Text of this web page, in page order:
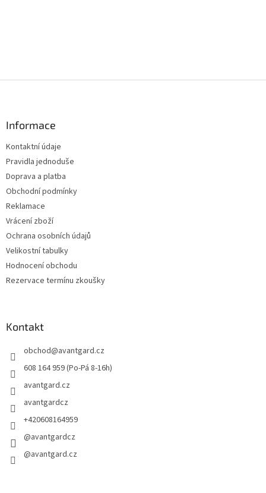
Informace
Kontaktní údaje
Pravidla jednoduše
Doprava a platba
Obchodní podmínky
Reklamace
Vrácení zboží
Ochrana osobních údajů
Velikostní tabulky
Hodnocení obchodu
Rezervace termínu zkoušky
Kontakt
obchod@avantgard.cz
608 164 959 (Po-Pá 8-16h)
avantgard.cz
avantgardcz
+420608164959
@avantgardcz
@avantgard.cz